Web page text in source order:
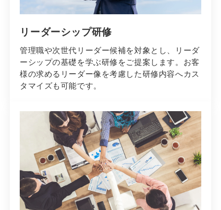
リーダーシップ研修
管理職や次世代リーダー候補を対象とし、リーダ
ーシップの基礎を学ぶ研修をご提案します。お客
様の求めるリーダー像を考慮した研修内容へカス
タマイズも可能です。